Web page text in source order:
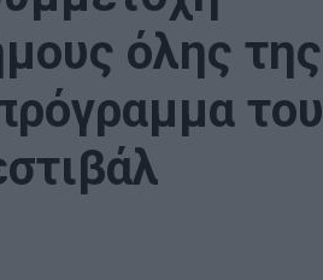
όλης της
του